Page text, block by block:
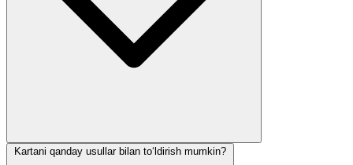
Kartani qanday usullar bilan to‘ldirish mumkin?